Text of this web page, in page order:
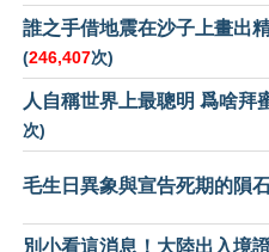
誰之手借地震在沙子上畫出
(246,407次)
人自稱世界上最聰明 爲啥拜
次)
毛生日異象與宣告死期的隕
別小看這消息！大陸出入境